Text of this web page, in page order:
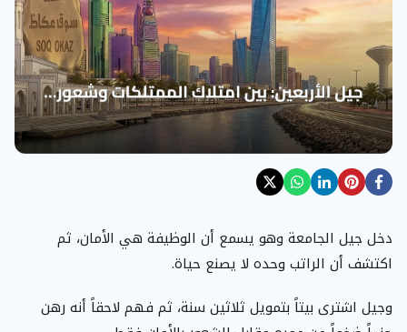
دخل جيل الجامعة وهو يسمع أن الوظيفة هي الأمان، ثم
اكتشف أن الراتب وحده لا يصنع حياة.
وجيل اشترى بيتاً بتمويل ثلاثين سنة، ثم فهم لاحقاً أنه رهن